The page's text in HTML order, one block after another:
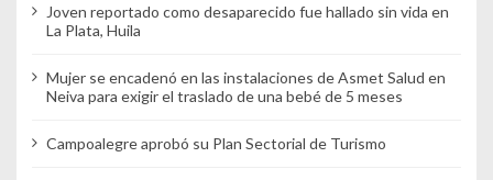
Joven reportado como desaparecido fue hallado sin vida en
La Plata, Huila
Mujer se encadenó en las instalaciones de Asmet Salud en
Neiva para exigir el traslado de una bebé de 5 meses
Campoalegre aprobó su Plan Sectorial de Turismo